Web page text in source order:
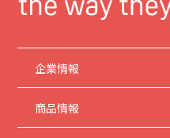
企業情報
商品情報